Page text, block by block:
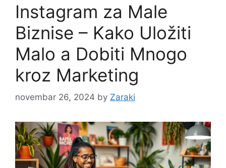
Instagram za Male
Biznise – Kako Uložiti
Malo a Dobiti Mnogo
kroz Marketing
novembar 26, 2024 by Zaraki